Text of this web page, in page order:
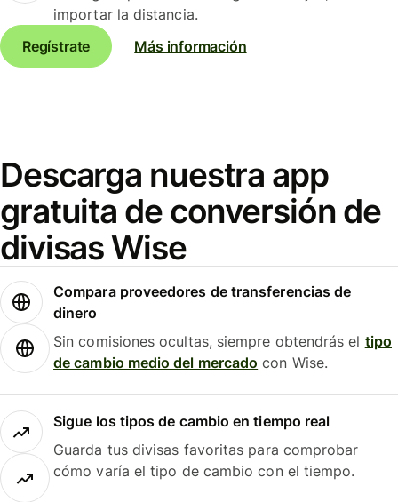
importar la distancia.
Regístrate
Más información
Descarga nuestra app
gratuita de conversión de
divisas Wise
Compara proveedores de transferencias de
dinero
Sin comisiones ocultas, siempre obtendrás el tipo
de cambio medio del mercado con Wise.
Sigue los tipos de cambio en tiempo real
Guarda tus divisas favoritas para comprobar
cómo varía el tipo de cambio con el tiempo.